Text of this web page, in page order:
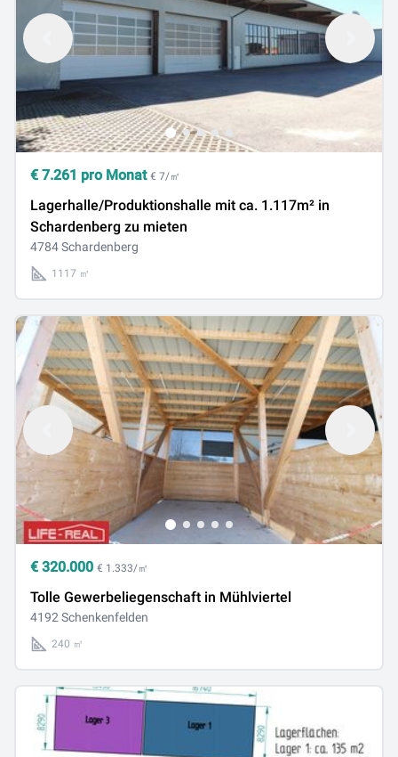
€ 7.261 pro Monat € 7/㎡
Lagerhalle/Produktionshalle mit ca. 1.117m² in
Schardenberg zu mieten
4784 Schardenberg
1117 ㎡
€ 320.000 € 1.333/㎡
Tolle Gewerbeliegenschaft in Mühlviertel
4192 Schenkenfelden
240 ㎡